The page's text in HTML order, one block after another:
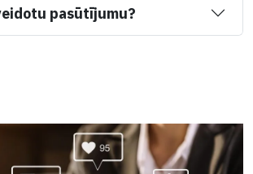
pasūtījumu?